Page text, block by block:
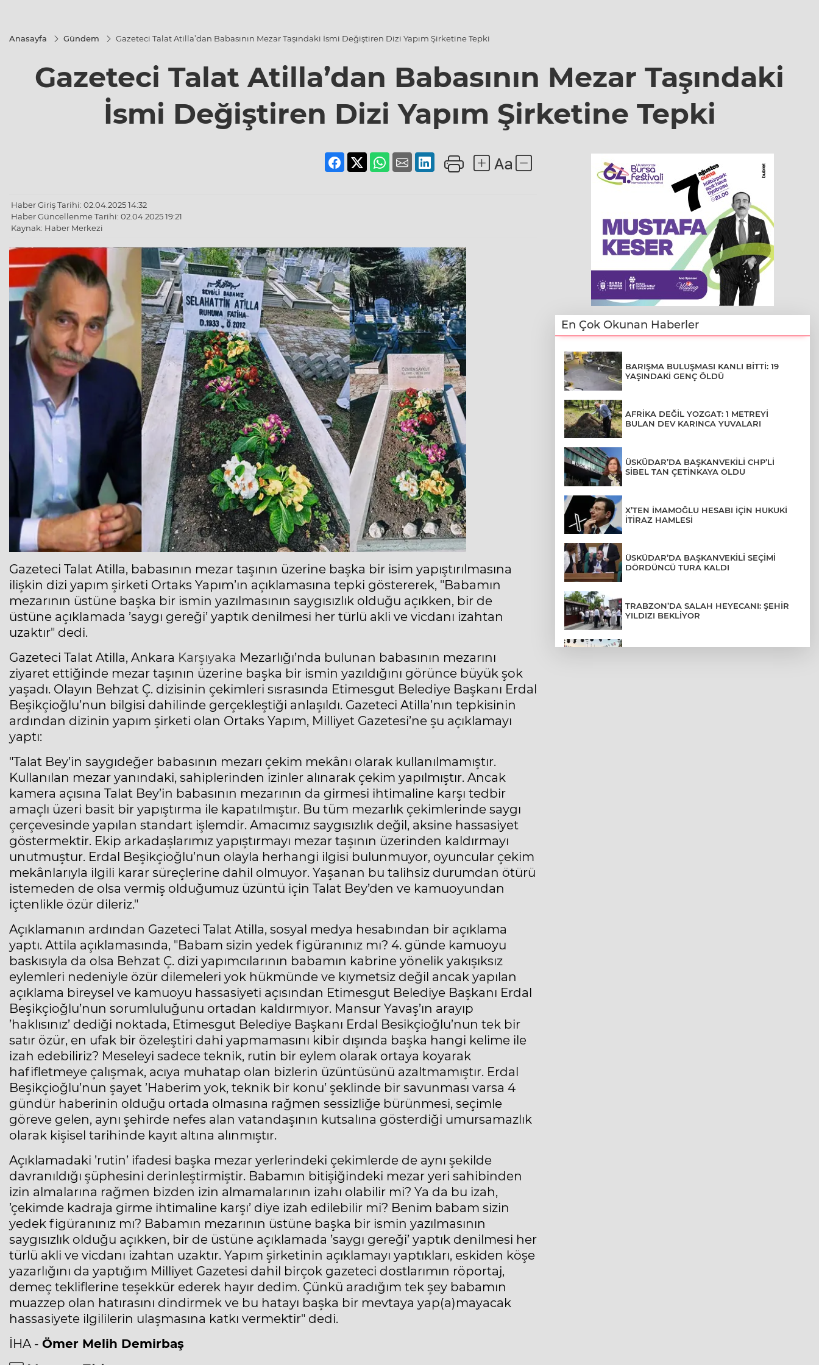
Anasayfa Gündem Gazeteci Talat Atilla’dan Babasının Mezar Taşındaki İsmi Değiştiren Dizi Yapım Şirketine Tepki
Gazeteci Talat Atilla’dan Babasının Mezar Taşındaki
İsmi Değiştiren Dizi Yapım Şirketine Tepki
Haber Giriş Tarihi: 02.04.2025 14:32
Haber Güncellenme Tarihi: 02.04.2025 19:21
Kaynak: Haber Merkezi
Gazeteci Talat Atilla, babasının mezar taşının üzerine başka bir isim yapıştırılmasına
ilişkin dizi yapım şirketi Ortaks Yapım’ın açıklamasına tepki göstererek, "Babamın
mezarının üstüne başka bir ismin yazılmasının saygısızlık olduğu açıkken, bir de
üstüne açıklamada ’saygı gereği’ yaptık denilmesi her türlü akli ve vicdanı izahtan
uzaktır" dedi.
Gazeteci Talat Atilla, Ankara Karşıyaka Mezarlığı’nda bulunan babasının mezarını
ziyaret ettiğinde mezar taşının üzerine başka bir ismin yazıldığını görünce büyük şok
yaşadı. Olayın Behzat Ç. dizisinin çekimleri sısrasında Etimesgut Belediye Başkanı Erdal
Beşikçioğlu’nun bilgisi dahilinde gerçekleştiği anlaşıldı. Gazeteci Atilla’nın tepkisinin
ardından dizinin yapım şirketi olan Ortaks Yapım, Milliyet Gazetesi’ne şu açıklamayı
yaptı:
"Talat Bey’in saygıdeğer babasının mezarı çekim mekânı olarak kullanılmamıştır.
Kullanılan mezar yanındaki, sahiplerinden izinler alınarak çekim yapılmıştır. Ancak
kamera açısına Talat Bey’in babasının mezarının da girmesi ihtimaline karşı tedbir
amaçlı üzeri basit bir yapıştırma ile kapatılmıştır. Bu tüm mezarlık çekimlerinde saygı
çerçevesinde yapılan standart işlemdir. Amacımız saygısızlık değil, aksine hassasiyet
göstermektir. Ekip arkadaşlarımız yapıştırmayı mezar taşının üzerinden kaldırmayı
unutmuştur. Erdal Beşikçioğlu’nun olayla herhangi ilgisi bulunmuyor, oyuncular çekim
mekânlarıyla ilgili karar süreçlerine dahil olmuyor. Yaşanan bu talihsiz durumdan ötürü
istemeden de olsa vermiş olduğumuz üzüntü için Talat Bey’den ve kamuoyundan
içtenlikle özür dileriz."
Açıklamanın ardından Gazeteci Talat Atilla, sosyal medya hesabından bir açıklama
yaptı. Attila açıklamasında, "Babam sizin yedek figüranınız mı? 4. günde kamuoyu
baskısıyla da olsa Behzat Ç. dizi yapımcılarının babamın kabrine yönelik yakışıksız
eylemleri nedeniyle özür dilemeleri yok hükmünde ve kıymetsiz değil ancak yapılan
açıklama bireysel ve kamuoyu hassasiyeti açısından Etimesgut Belediye Başkanı Erdal
Beşikçioğlu’nun sorumluluğunu ortadan kaldırmıyor. Mansur Yavaş’ın arayıp
’haklısınız’ dediği noktada, Etimesgut Belediye Başkanı Erdal Besikçioğlu’nun tek bir
satır özür, en ufak bir özeleştiri dahi yapmamasını kibir dışında başka hangi kelime ile
izah edebiliriz? Meseleyi sadece teknik, rutin bir eylem olarak ortaya koyarak
hafifletmeye çalışmak, acıya muhatap olan bizlerin üzüntüsünü azaltmamıştır. Erdal
Beşikçioğlu’nun şayet ’Haberim yok, teknik bir konu’ şeklinde bir savunması varsa 4
gündür haberinin olduğu ortada olmasına rağmen sessizliğe bürünmesi, seçimle
göreve gelen, aynı şehirde nefes alan vatandaşının kutsalına gösterdiği umursamazlık
olarak kişisel tarihinde kayıt altına alınmıştır.
Açıklamadaki ’rutin’ ifadesi başka mezar yerlerindeki çekimlerde de aynı şekilde
davranıldığı şüphesini derinleştirmiştir. Babamın bitişiğindeki mezar yeri sahibinden
izin almalarına rağmen bizden izin almamalarının izahı olabilir mi? Ya da bu izah,
’çekimde kadraja girme ihtimaline karşı’ diye izah edilebilir mi? Benim babam sizin
yedek figüranınız mı? Babamın mezarının üstüne başka bir ismin yazılmasının
saygısızlık olduğu açıkken, bir de üstüne açıklamada ’saygı gereği’ yaptık denilmesi her
türlü akli ve vicdanı izahtan uzaktır. Yapım şirketinin açıklamayı yaptıkları, eskiden köşe
yazarlığını da yaptığım Milliyet Gazetesi dahil birçok gazeteci dostlarımın röportaj,
demeç tekliflerine teşekkür ederek hayır dedim. Çünkü aradığım tek şey babamın
muazzep olan hatırasını dindirmek ve bu hatayı başka bir mevtaya yap(a)mayacak
hassasiyete ilgililerin ulaşmasına katkı vermektir" dedi.
İHA - Ömer Melih Demirbaş
En Çok Okunan Haberler
BARIŞMA BULUŞMASI KANLI BİTTİ: 19
YAŞINDAKİ GENÇ ÖLDÜ
AFRİKA DEĞİL YOZGAT: 1 METREYİ
BULAN DEV KARINCA YUVALARI
ÜSKÜDAR’DA BAŞKANVEKİLİ CHP’Lİ
SİBEL TAN ÇETİNKAYA OLDU
X’TEN İMAMOĞLU HESABI İÇİN HUKUKİ
İTİRAZ HAMLESİ
ÜSKÜDAR’DA BAŞKANVEKİLİ SEÇİMİ
DÖRDÜNCÜ TURA KALDI
TRABZON’DA SALAH HEYECANI: ŞEHİR
YILDIZI BEKLİYOR